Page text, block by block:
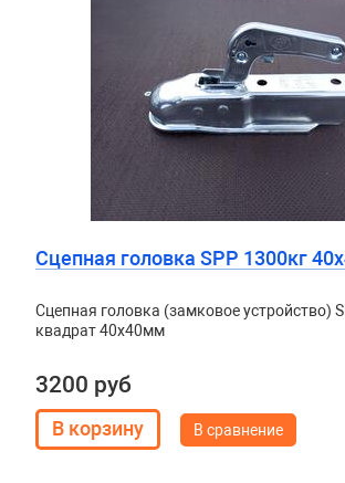
Сцепная головка SPP 1300кг
Сцепная головка (замковое устройство)
квадрат 40х40мм
3200 руб
В сравнение